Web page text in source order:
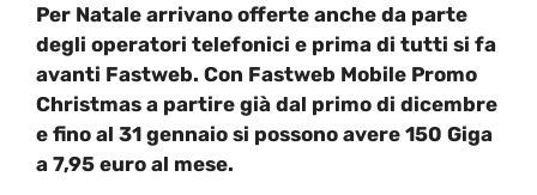
Per Natale arrivano offerte anche da parte
degli operatori telefonici e prima di tutti si fa
avanti Fastweb. Con Fastweb Mobile Promo
Christmas a partire già dal primo di dicembre
e fino al 31 gennaio si possono avere 150 Giga
a 7,95 euro al mese.